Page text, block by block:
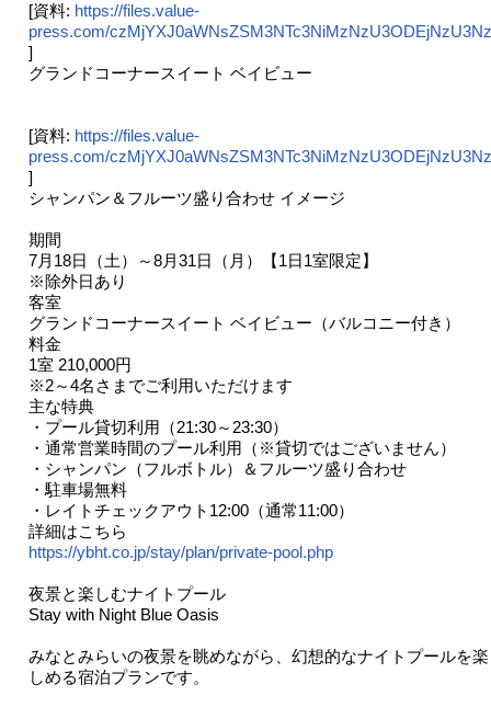
[資料: https://files.value-
press.com/
]
グランドコーナースイート ベイビュー
[資料: https://files.value-
press.com/
]
シャンパン＆フルーツ盛り合わせ イメージ
期間
7月18日（土）～8月31日（月）【1日1室限定】
※除外日あり
客室
グランドコーナースイート ベイビュー（バルコニー付き）
料金
1室 210,000円
※2～4名さまでご利用いただけます
主な特典
・プール貸切利用（21:30～23:30）
・通常営業時間のプール利用（※貸切ではございません）
・シャンパン（フルボトル）＆フルーツ盛り合わせ
・駐車場無料
・レイトチェックアウト12:00（通常11:00）
詳細はこちら
https://ybht.co.jp/stay/plan/private-pool.php
夜景と楽しむナイトプール
Stay with Night Blue Oasis
みなとみらいの夜景を眺めながら、幻想的なナイトプールを楽
しめる宿泊プランです。